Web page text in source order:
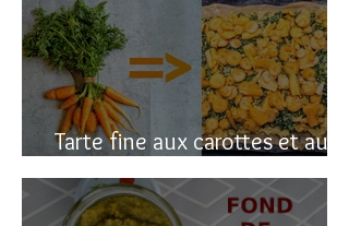
Tarte fine aux carottes et aux
fanes